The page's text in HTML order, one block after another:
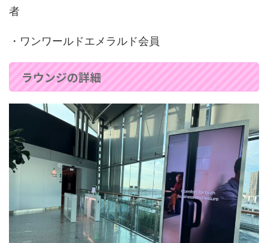
者
・ワンワールドエメラルド会員
ラウンジの詳細